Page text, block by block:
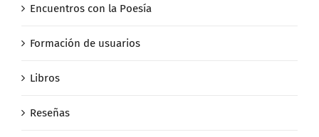
Encuentros con la Poesía
Formación de usuarios
Libros
Reseñas